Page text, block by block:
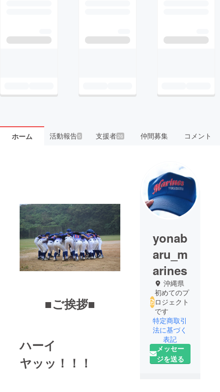
ホーム 活動報告5 支援者 26 仲間募集 コメント
■ご挨拶■
ハーイ
ヤッッ！！！
yonab
aru_m
arines
沖縄県
初めてのプ
ロジェクト
です
特定商取引
法に基づく
表記
メッセー
ジを送る